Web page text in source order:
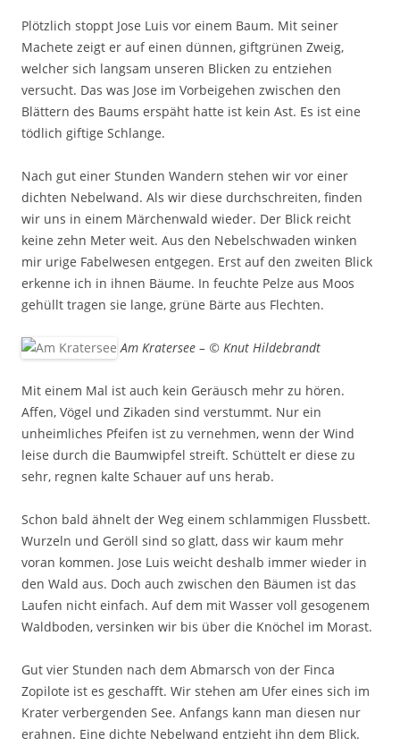
Plötzlich stoppt Jose Luis vor einem Baum. Mit seiner
Machete zeigt er auf einen dünnen, giftgrünen Zweig,
welcher sich langsam unseren Blicken zu entziehen
versucht. Das was Jose im Vorbeigehen zwischen den
Blättern des Baums erspäht hatte ist kein Ast. Es ist eine
tödlich giftige Schlange.
Nach gut einer Stunden Wandern stehen wir vor einer
dichten Nebelwand. Als wir diese durchschreiten, finden
wir uns in einem Märchenwald wieder. Der Blick reicht
keine zehn Meter weit. Aus den Nebelschwaden winken
mir urige Fabelwesen entgegen. Erst auf den zweiten Blick
erkenne ich in ihnen Bäume. In feuchte Pelze aus Moos
gehüllt tragen sie lange, grüne Bärte aus Flechten.
Am Kratersee – © Knut Hildebrandt
Mit einem Mal ist auch kein Geräusch mehr zu hören.
Affen, Vögel und Zikaden sind verstummt. Nur ein
unheimliches Pfeifen ist zu vernehmen, wenn der Wind
leise durch die Baumwipfel streift. Schüttelt er diese zu
sehr, regnen kalte Schauer auf uns herab.
Schon bald ähnelt der Weg einem schlammigen Flussbett.
Wurzeln und Geröll sind so glatt, dass wir kaum mehr
voran kommen. Jose Luis weicht deshalb immer wieder in
den Wald aus. Doch auch zwischen den Bäumen ist das
Laufen nicht einfach. Auf dem mit Wasser voll gesogenem
Waldboden, versinken wir bis über die Knöchel im Morast.
Gut vier Stunden nach dem Abmarsch von der Finca
Zopilote ist es geschafft. Wir stehen am Ufer eines sich im
Krater verbergenden See. Anfangs kann man diesen nur
erahnen. Eine dichte Nebelwand entzieht ihn dem Blick.